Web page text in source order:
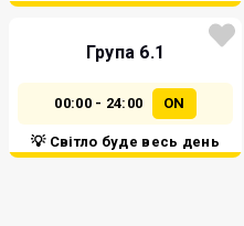
Група 6.1
00:00 - 24:00 ON
💡 Світло буде весь день